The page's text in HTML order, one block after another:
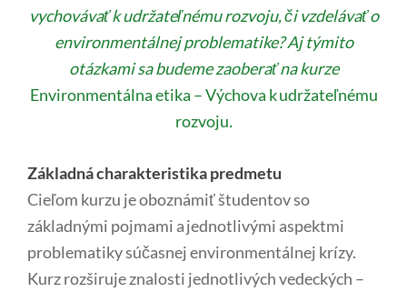
vychovávať k udržateľnému rozvoju, či vzdelávať o
environmentálnej problematike? Aj týmito
otázkami sa budeme zaoberať na kurze
Environmentálna etika – Výchova k udržateľnému
rozvoju.
Základná charakteristika predmetu
Cieľom kurzu je oboznámiť študentov so
základnými pojmami a jednotlivými aspektmi
problematiky súčasnej environmentálnej krízy.
Kurz rozširuje znalosti jednotlivých vedeckých –